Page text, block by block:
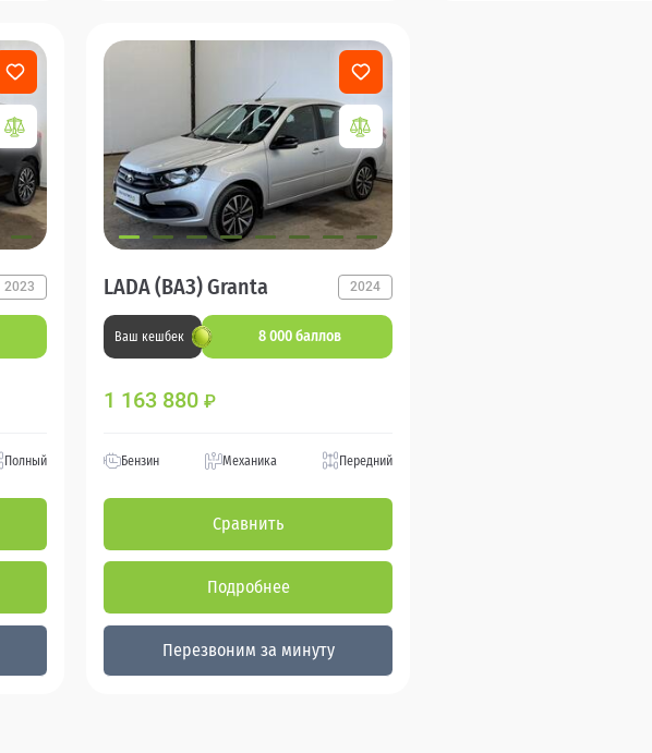
2023
Полный
LADA (ВАЗ) Granta 2024
Ваш кешбек 8 000 баллов
1 163 880 ₽
Бензин Механика Передний
Сравнить
Подробнее
Перезвоним за минуту